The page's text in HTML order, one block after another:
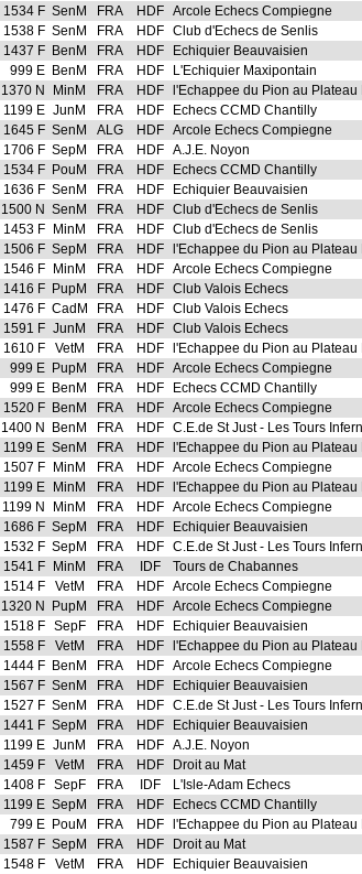
1534 F SenM FRA HDF Arcole Echecs Compiegne
1538 F SenM FRA HDF Club d'Echecs de Senlis
1437 F BenM FRA HDF Echiquier Beauvaisien
999 E BenM FRA HDF L'Echiquier Maxipontain
1370 N MinM FRA HDF l'Echappee du Pion au Plateau
1199 E JunM FRA HDF Echecs CCMD Chantilly
1645 F SenM ALG HDF Arcole Echecs Compiegne
1706 F SepM FRA HDF A.J.E. Noyon
1534 F PouM FRA HDF Echecs CCMD Chantilly
1636 F SenM FRA HDF Echiquier Beauvaisien
1500 N SenM FRA HDF Club d'Echecs de Senlis
1453 F MinM FRA HDF Club d'Echecs de Senlis
1506 F SepM FRA HDF l'Echappee du Pion au Plateau
1546 F MinM FRA HDF Arcole Echecs Compiegne
1416 F PupM FRA HDF Club Valois Echecs
1476 F CadM FRA HDF Club Valois Echecs
1591 F JunM FRA HDF Club Valois Echecs
1610 F VetM FRA HDF l'Echappee du Pion au Plateau
999 E PupM FRA HDF Arcole Echecs Compiegne
999 E BenM FRA HDF Echecs CCMD Chantilly
1520 F BenM FRA HDF Arcole Echecs Compiegne
1400 N BenM FRA HDF C.E.de St Just - Les Tours
1199 E SenM FRA HDF l'Echappee du Pion au Plateau
1507 F MinM FRA HDF Arcole Echecs Compiegne
1199 E MinM FRA HDF l'Echappee du Pion au Plateau
1199 N MinM FRA HDF Arcole Echecs Compiegne
1686 F SepM FRA HDF Echiquier Beauvaisien
1532 F SepM FRA HDF C.E.de St Just - Les Tours
1541 F MinM FRA IDF Tours de Chabannes
1514 F VetM FRA HDF Arcole Echecs Compiegne
1320 N PupM FRA HDF Arcole Echecs Compiegne
1518 F SepF FRA HDF Echiquier Beauvaisien
1558 F VetM FRA HDF l'Echappee du Pion au Plateau
1444 F BenM FRA HDF Arcole Echecs Compiegne
1567 F SenM FRA HDF Echiquier Beauvaisien
1527 F SenM FRA HDF C.E.de St Just - Les Tours
1441 F SepM FRA HDF Echiquier Beauvaisien
1199 E JunM FRA HDF A.J.E. Noyon
1459 F VetM FRA HDF Droit au Mat
1408 F SepF FRA IDF L'Isle-Adam Echecs
1199 E SepM FRA HDF Echecs CCMD Chantilly
799 E PouM FRA HDF l'Echappee du Pion au Plateau
1587 F SepM FRA HDF Droit au Mat
1548 F VetM FRA HDF Echiquier Beauvaisien